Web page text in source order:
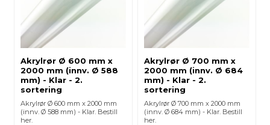
Akrylrør Ø 600 mm x
2000 mm (innv. Ø 588
mm) - Klar - 2.
sortering
Akrylrør Ø 600 mm x 2000 mm
(innv. Ø 588 mm) - Klar. Bestill
her.
Akrylrør Ø 700 mm x
2000 mm (innv. Ø 684
mm) - Klar - 2.
sortering
Akrylrør Ø 700 mm x 2000 mm
(innv. Ø 684 mm) - Klar. Bestill
her.